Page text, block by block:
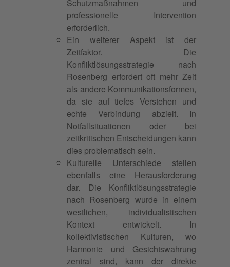
Schutzmaßnahmen und
professionelle Intervention
erforderlich.
Ein weiterer Aspekt ist der
Zeitfaktor. Die
Konfliktlösungsstrategie nach
Rosenberg erfordert oft mehr Zeit
als andere Kommunikationsformen,
da sie auf tiefes Verstehen und
echte Verbindung abzielt. In
Notfallsituationen oder bei
zeitkritischen Entscheidungen kann
dies problematisch sein.
Kulturelle Unterschiede stellen
ebenfalls eine Herausforderung
dar. Die Konfliktlösungsstrategie
nach Rosenberg wurde in einem
westlichen, individualistischen
Kontext entwickelt. In
kollektivistischen Kulturen, wo
Harmonie und Gesichtswahrung
zentral sind, kann der direkte